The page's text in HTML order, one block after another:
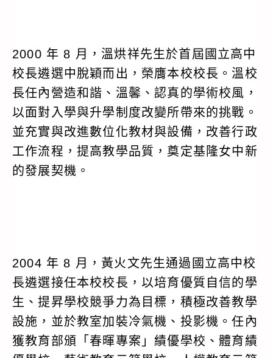
2000 年 8 月，溫烘祥先生於首屆國立高中
校長遴選中脫穎而出，榮膺本校校長。溫校
長任內營造和諧、溫馨、認真的學術校風，
以面對入學與升學制度改變所帶來的挑戰。
並充實與改進數位化教材與設備，改善行政
工作流程，提高教學品質，奠定基隆女中新
的發展契機。
2004 年 8 月，黃火文先生通過國立高中校
長遴選接任本校校長，以培育優質自信的學
生、提昇學校競爭力為目標，積極改善教學
設施，並於教室加裝冷氣機、投影機。任內
獲教育部頒「春暉專案」績優學校、體育績